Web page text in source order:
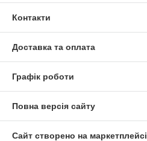
Контакти
Доставка та оплата
Графік роботи
Повна версія сайту
Сайт створено на маркетплейсі